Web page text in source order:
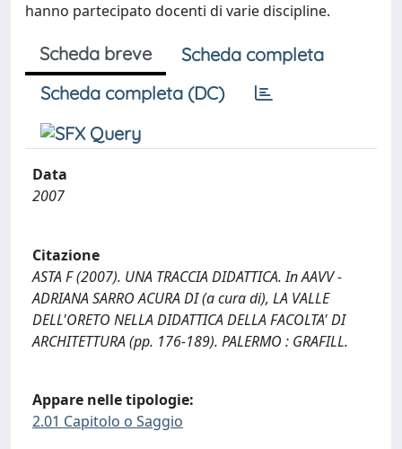
hanno partecipato docenti di varie discipline.
Scheda breve
Scheda completa
Scheda completa (DC)
Data
2007
Citazione
ASTA F (2007). UNA TRACCIA DIDATTICA. In AAVV -
ADRIANA SARRO ACURA DI (a cura di), LA VALLE
DELL'ORETO NELLA DIDATTICA DELLA FACOLTA' DI
ARCHITETTURA (pp. 176-189). PALERMO : GRAFILL.
Appare nelle tipologie:
2.01 Capitolo o Saggio